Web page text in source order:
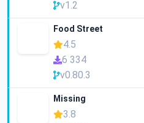
v1.2
Food Street
4.5
6 334
v0.80.3
Missing
3.8